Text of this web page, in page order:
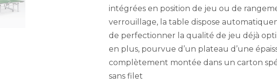
intégrées en position de jeu ou de
verrouillage, la table dispose
de perfectionner la qualité de jeu déjà
en plus, pourvue d’un plateau d’une
complètement montée dans un carton
sans filet